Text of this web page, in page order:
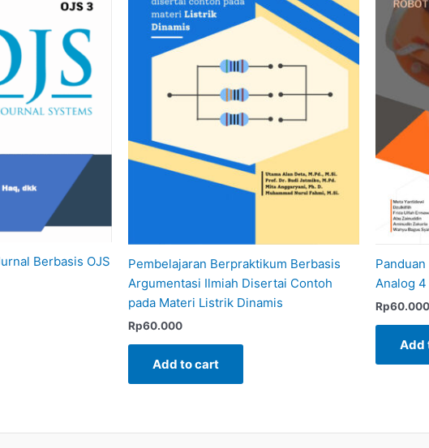
Berbasis OJS
Pembelajaran Berpraktikum Berbasis
Argumentasi Ilmiah Disertai Contoh
pada Materi Listrik Dinamis
Rp60.000
Add to cart
Analog
Rp60.000
Add